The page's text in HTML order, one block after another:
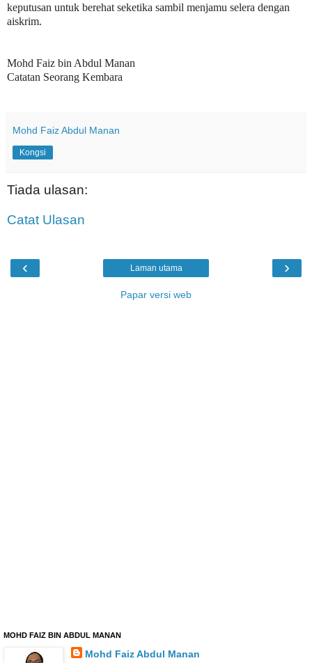
keputusan untuk berehat seketika sambil menjamu selera dengan
aiskrim.
Mohd Faiz bin Abdul Manan
Catatan Seorang Kembara
Mohd Faiz Abdul Manan
Kongsi
Tiada ulasan:
Catat Ulasan
‹ ›
Laman utama
Papar versi web
MOHD FAIZ BIN ABDUL MANAN
Mohd Faiz Abdul Manan